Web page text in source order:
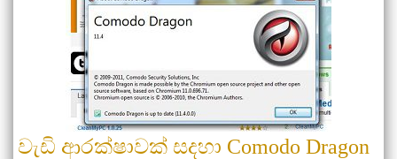
වැඩි ආරක්ෂාවක් සදහා Comodo Dragon